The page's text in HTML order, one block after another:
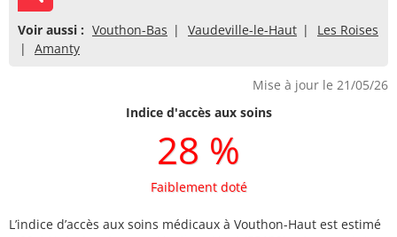
Voir aussi : Vouthon-Bas Vaudeville-le-Haut
Les Roises
Amanty
Mise à jour le 21/05/26
Indice d'accès aux soins
28 %
Faiblement doté
L’indice d’accès aux soins médicaux à Vouthon-Haut est estimé